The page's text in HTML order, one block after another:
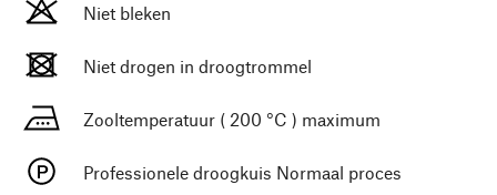
Niet bleken
Niet drogen in droogtrommel
Zooltemperatuur ( 200 °C ) maximum
Professionele droogkuis Normaal proces